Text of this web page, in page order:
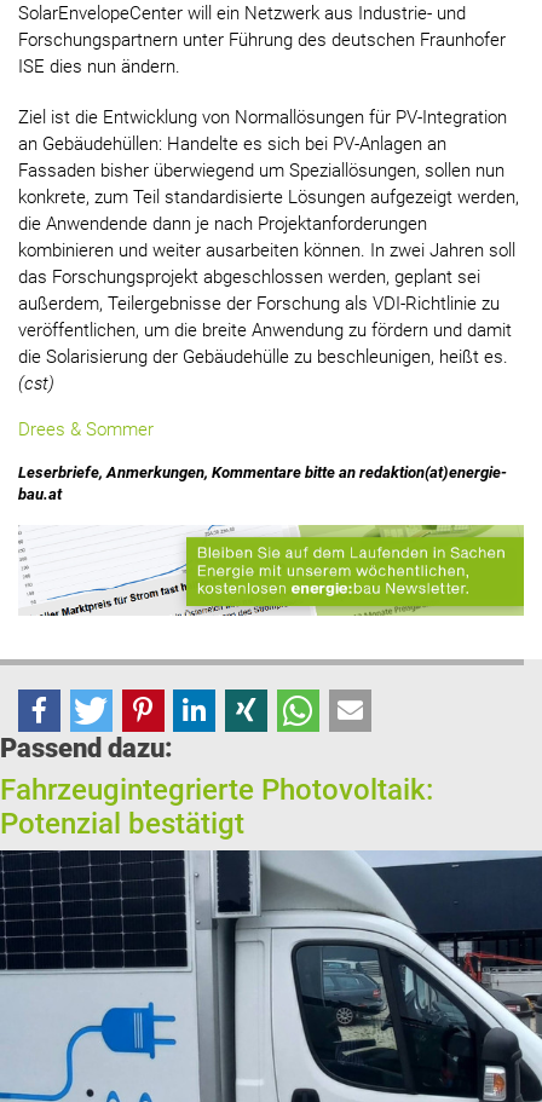
SolarEnvelopeCenter will ein Netzwerk aus Industrie- und
Forschungspartnern unter Führung des deutschen Fraunhofer
ISE dies nun ändern.
Ziel ist die Entwicklung von Normallösungen für PV-Integration
an Gebäudehüllen: Handelte es sich bei PV-Anlagen an
Fassaden bisher überwiegend um Speziallösungen, sollen nun
konkrete, zum Teil standardisierte Lösungen aufgezeigt werden,
die Anwendende dann je nach Projektanforderungen
kombinieren und weiter ausarbeiten können. In zwei Jahren soll
das Forschungsprojekt abgeschlossen werden, geplant sei
außerdem, Teilergebnisse der Forschung als VDI-Richtlinie zu
veröffentlichen, um die breite Anwendung zu fördern und damit
die Solarisierung der Gebäudehülle zu beschleunigen, heißt es.
(cst)
Drees & Sommer
Leserbriefe, Anmerkungen, Kommentare bitte an redaktion(at)energie-
bau.at
Passend dazu:
Fahrzeugintegrierte Photovoltaik:
Potenzial bestätigt